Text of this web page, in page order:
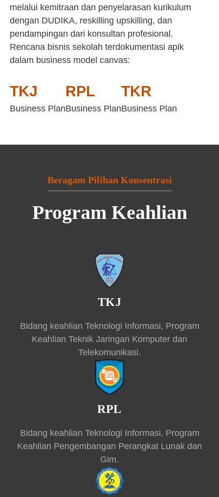
melalui kemitraan dan penyelarasan kurikulum
dengan DUDIKA, reskilling upskilling, dan
pendampingan dari konsultan profesional.
Rencana bisnis sekolah terdokumentasi apik
dalam business model canvas:
TKJ
Business Plan
RPL
Business Plan
TKR
Business Plan
Beragam Pilihan Konsentrasi
Program Keahlian
TKJ
Bidang keahlian Teknologi Informasi, Program
Keahlian Teknik Jaringan Komputer dan
Telekomunikasi.
RPL
Bidang keahlian Teknologi Informasi, Program
Keahlian Pengembangan Perangkat Lunak dan
Gim.